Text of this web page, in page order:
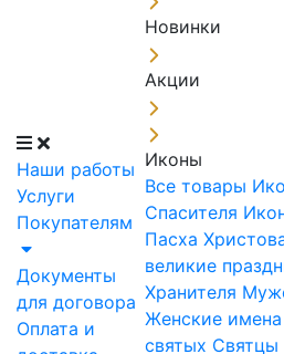
Наши работы
Услуги
Покупателям
Документы
для договора
Оплата и
Новинки
Акции
Иконы
Все товары
Спасителя
Пасха
великие
Хранителя
Женские имена
святых Святцы